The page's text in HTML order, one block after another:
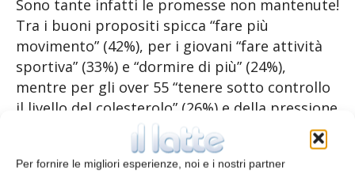
Per fornire le migliori esperienze, noi e i nostri partner
Sono tante infatti le promesse non mantenute!
Tra i buoni propositi spicca “fare più
movimento” (42%), per i giovani “fare attività
sportiva” (33%) e “dormire di più” (24%),
mentre per gli over 55 “tenere sotto controllo
il livello del colesterolo” (26%) e della pressione
(28%). Purtroppo alla fine solo il 3% del
campione mantiene tutte le promesse fatte!